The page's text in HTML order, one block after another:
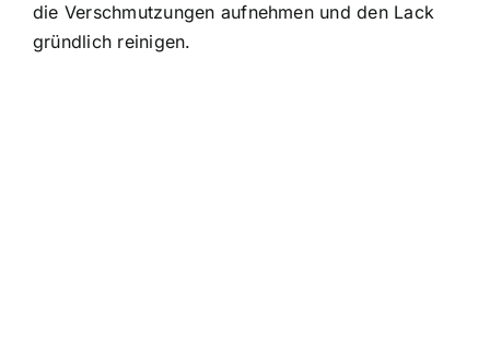
die Verschmutzungen aufnehmen und den Lack
gründlich reinigen.